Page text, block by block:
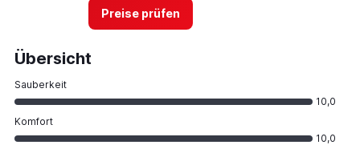
Preise prüfen
Übersicht
Sauberkeit
10,0
Komfort
10,0